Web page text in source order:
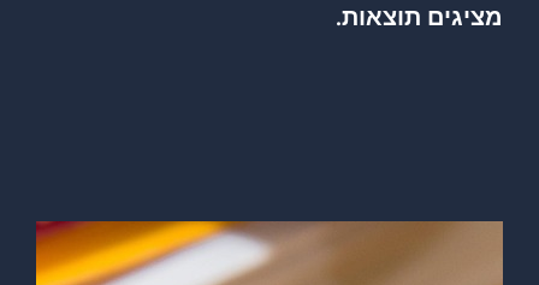
מציגים תוצאות.